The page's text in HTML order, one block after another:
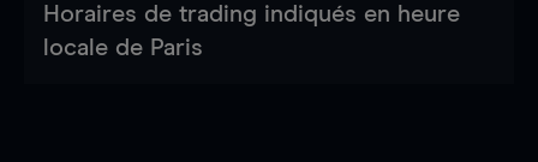
Horaires de trading indiqués en heure
locale de Paris